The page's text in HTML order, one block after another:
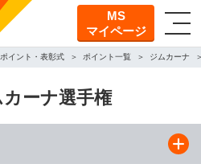
MS
マイページ
イント・表彰式 ポイント一覧 ジムカーナ
ーナ選手権